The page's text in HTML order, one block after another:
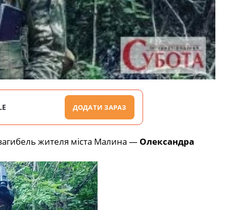
ДОДАТИ ЗАРАЗ
жителя міста Малина — Олександра